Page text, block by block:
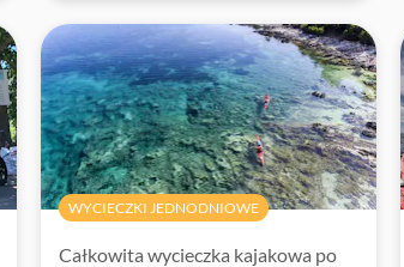
WYCIECZKI JEDNODNIOWE
Całkowita wycieczka kajakowa po